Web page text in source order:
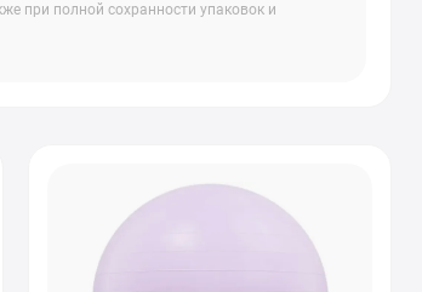
при полной сохранности упаковок и